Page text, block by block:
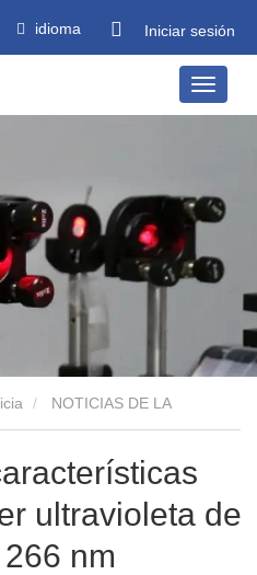
idioma Iniciar sesión
NOTICIAS DE LA
nm generado por BBO
ultravioleta de
nm